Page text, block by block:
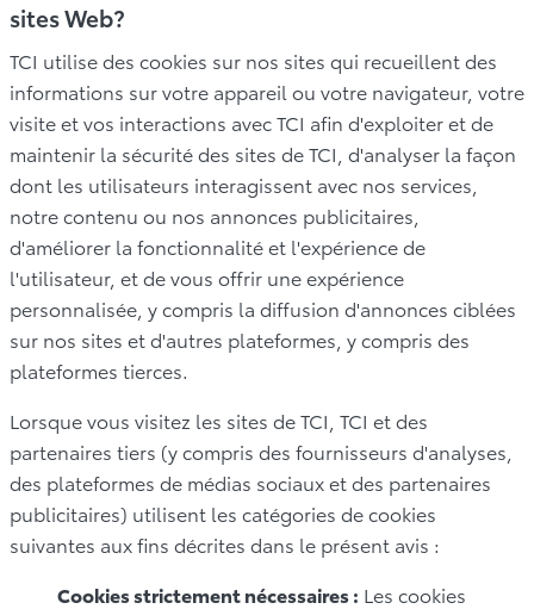
sites Web?
TCI utilise des cookies sur nos sites qui recueillent des
informations sur votre appareil ou votre navigateur, votre
visite et vos interactions avec TCI afin d'exploiter et de
maintenir la sécurité des sites de TCI, d'analyser la façon
dont les utilisateurs interagissent avec nos services,
notre contenu ou nos annonces publicitaires,
d'améliorer la fonctionnalité et l'expérience de
l'utilisateur, et de vous offrir une expérience
personnalisée, y compris la diffusion d'annonces ciblées
sur nos sites et d'autres plateformes, y compris des
plateformes tierces.
Lorsque vous visitez les sites de TCI, TCI et des
partenaires tiers (y compris des fournisseurs d'analyses,
des plateformes de médias sociaux et des partenaires
publicitaires) utilisent les catégories de cookies
suivantes aux fins décrites dans le présent avis :
Cookies strictement nécessaires : Les cookies